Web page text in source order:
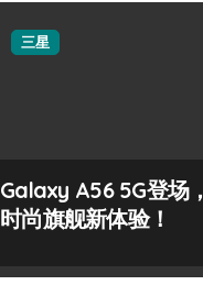
三星
Galaxy A56 5G登场，
时尚旗舰新体验！